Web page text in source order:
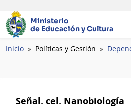
Ministerio
de Educación y Cultura
Ruta
Inicio Políticas y Gestión
Señal. cel. Nanobiología